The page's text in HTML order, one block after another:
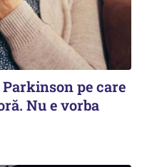
pe care
Nu e vorba